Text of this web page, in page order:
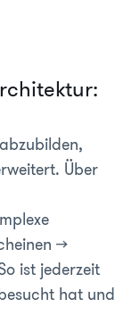
Über
→
ist jederzeit
hat und